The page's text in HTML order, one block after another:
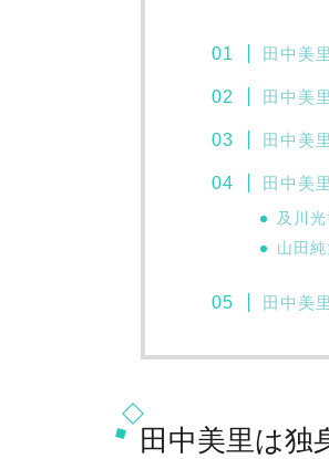
田中美
田中美
田中美
田中美
及川
山田
田中美
田中美里は独